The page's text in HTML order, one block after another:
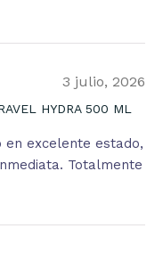
3 julio, 2026
HYDRA 500 ML
excelente estado,
Totalmente